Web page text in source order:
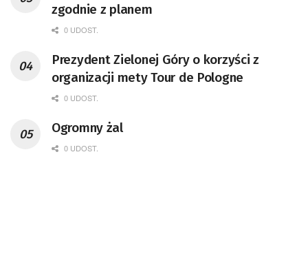
zgodnie z planem
0 UDOST.
Prezydent Zielonej Góry o korzyści z
organizacji mety Tour de Pologne
0 UDOST.
Ogromny żal
0 UDOST.